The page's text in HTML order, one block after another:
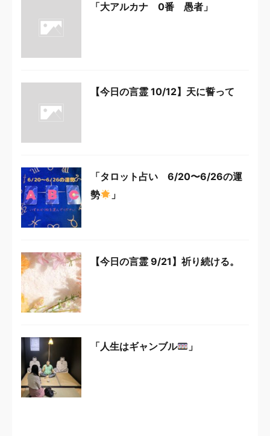
「大アルカナ 0番 愚者」
【今日の言霊 10/12】天に誓って
「タロット占い 6/20〜6/26の運
勢
」
【今日の言霊 9/21】祈り続ける。
「人生はギャンブル 」